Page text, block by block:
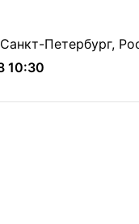
Петербург,
10:30